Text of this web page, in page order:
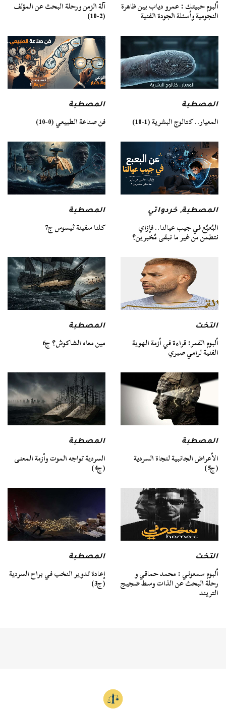
ألبوم حبيتك : عمرو دياب بين ظاهرة
النجومية وأسئلة الجودة الفنية
آلة الزمن ورحلة البحث عن المؤلف
(2-10)
المصطبة
المعيار.. كتالوج البشرية (1-10)
المصطبة
فن صناعة الطبيعي (0-10)
المصطبة,خردواتي
البُعبُع في جيب عيالنا.. فإزاي
نتطمن من غير ما نبقى مُخبرين؟
المصطبة
كلنا سفينة ثيسوس ج7
التخت
ألبوم القمر: قراءة في أزمة الهوية
الفنية لرامي صبري
المصطبة
مين معاه الشاكوش؟ ج6
المصطبة
الأعراض الجانبية لنجاة السردية
(ج5)
المصطبة
السردية تواجه الموت وأزمة المعنى
(ج4)
التخت
ألبوم سمعوني : محمد حماقي و
رحلة البحث عن الذات وسط ضجيج
التريند
المصطبة
إعادة تدوير النخب في براح السردية
(ج3)